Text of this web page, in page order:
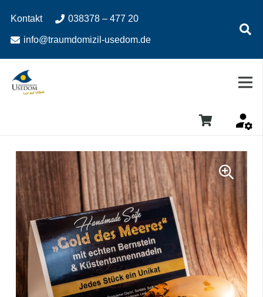
Inhalt
springen
Navigation
springen
Kontakt 038378 – 477 20
info@traumdomizil-usedom.de